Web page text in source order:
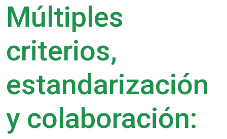
Múltiples
criterios,
estandarización
y colaboración: